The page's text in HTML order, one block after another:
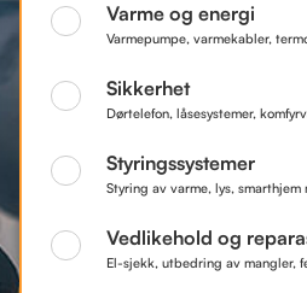
Varme og energi
Varmepumpe, varmekabler,
Sikkerhet
Dørtelefon, låsesystemer,
Styringssystemer
Styring av varme, lys, smarthjem
Vedlikehold og
El-sjekk, utbedring av mangler,